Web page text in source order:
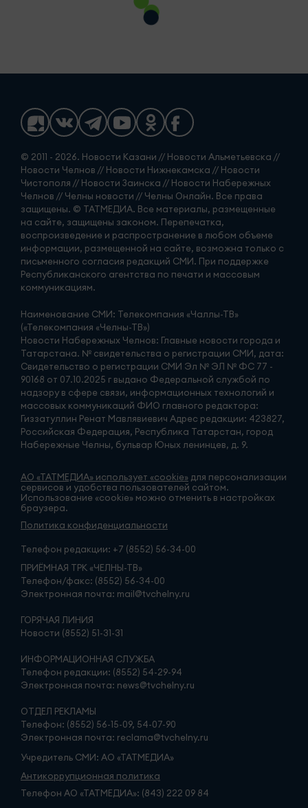
© 2011 - 2026. Новости Казани // Новости Альметьевска //
Новости Челнов // Новости Нижнекамска // Новости
Чистополя // Новости Заинска // Новости Набережных
Челнов // Челны новости // Челны Онлайн. Все права
защищены. © ТАТМЕДИА. Все материалы, размещенные
на сайте, защищены законом. Перепечатка,
воспроизведение и распространение в любом объеме
информации, размещенной на сайте, возможна только с
письменного согласия редакций СМИ. При поддержке
Республиканского агентства по печати и массовым
коммуникациям.
Наименование СМИ: Телекомпания «Чаллы-ТВ»
(«Телекомпания «Челны-ТВ»)
Новости Набережных Челнов: Главные новости города и
Татарстана. № свидетельства о регистрации СМИ, дата:
Свидетельство о регистрации СМИ Эл № ЭЛ № ФС 77 -
90168 от 07.10.2025 г выдано Федеральной службой по
надзору в сфере связи, информационных технологий и
массовых коммуникаций ФИО главного редактора:
Гиззатуллин Ренат Мавлявиевич Адрес редакции: 423827,
Российская Федерация, Республика Татарстан, город
Набережные Челны, бульвар Юных ленинцев, д. 9.
АО «ТАТМЕДИА» использует «cookie» для персонализации
сервисов и удобства пользователей сайтом.
Использование «cookie» можно отменить в настройках
браузера.
Политика конфиденциальности
Телефон редакции: +7 (8552) 56-34-00
ПРИЁМНАЯ ТРК «ЧЕЛНЫ-ТВ»
Телефон/факс: (8552) 56-34-00
Электронная почта: mail@tvchelny.ru
ГОРЯЧАЯ ЛИНИЯ
Новости (8552) 51-31-31
ИНФОРМАЦИОННАЯ СЛУЖБА
Телефон редакции: (8552) 54-29-94
Электронная почта: news@tvchelny.ru
ОТДЕЛ РЕКЛАМЫ
Телефон: (8552) 56-15-09, 54-07-90
Электронная почта: reclama@tvchelny.ru
Учредитель СМИ: АО «ТАТМЕДИА»
Антикоррупционная политика
Телефон АО «ТАТМЕДИА»: (843) 222 09 84